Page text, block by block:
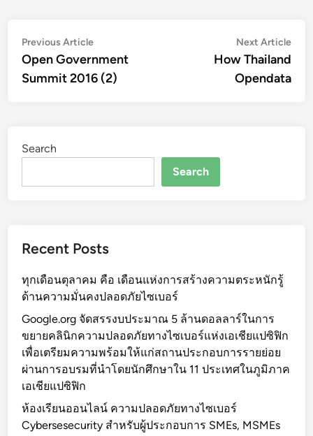
Post
navigation
Previous ArticlePrevious
article:
Open Government
Summit 2016 (2)
Next Article
How Thailand
Opendata
Search
Search
Recent Posts
ทุกเดือนตุลาคม คือ เดือนแห่งการสร้างความตระหนักรู้
ด้านความมั่นคงปลอดภัยไซเบอร์
Google.org จัดสรรงบประมาณ 5 ล้านดอลลาร์ในการ
ขยายคลินิกความปลอดภัยทางไซเบอร์แห่งเอเชียแปซิฟิก
เพื่อเตรียมความพร้อมให้แก่สถานประกอบการรายย่อย
ผ่านการอบรมที่นำโดยนักศึกษาใน 11 ประเทศในภูมิภาค
เอเชียแปซิฟิก
ห้องเรียนออนไลน์ ความปลอดภัยทางไซเบอร์
Cybersesecurity สำหรับผู้ประกอบการ SMEs, MSMEs